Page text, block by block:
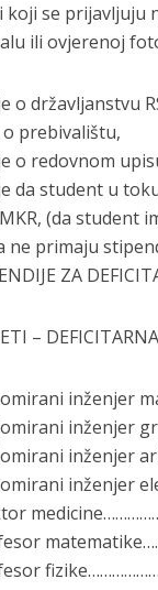
koji se prijavljuju
ili ovjerenoj
o državljanstvu
prebivalištu,
o redovnom
da student u
(da student
ne primaju
ZA
–
inženjer
inženjer
inženjer
inženjer